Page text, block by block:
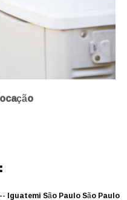
IguatemiSão PauloSão Paulo